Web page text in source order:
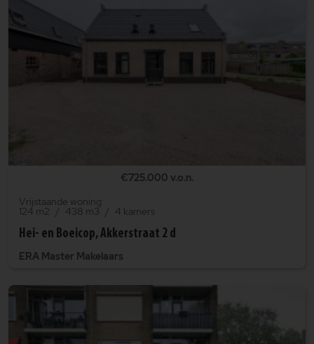
€725.000 v.o.n.
Vrijstaande woning
124 m2 438 m3
4 kamers
Hei- en Boeicop, Akkerstraat 2 d
ERA Master Makelaars